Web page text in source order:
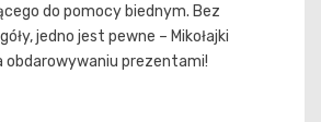
do pomocy biednym. Bez
jedno jest pewne – Mikołajki
obdarowywaniu prezentami!